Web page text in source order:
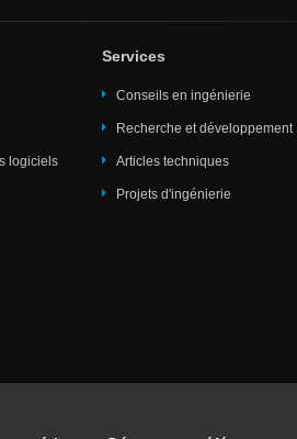
logiciels
Services
Conseils en ingénierie
Recherche et développement
Articles techniques
Projets d'ingénierie